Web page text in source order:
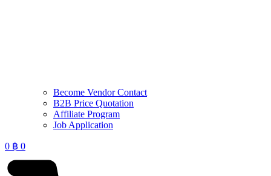
Become Vendor Contact
B2B Price Quotation
Affiliate Program
Job Application
0 ฿ 0